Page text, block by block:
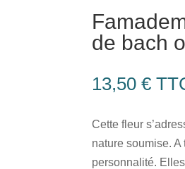
de bach
13,50 €
Cette fleur
nature soumise. A
personnalité.